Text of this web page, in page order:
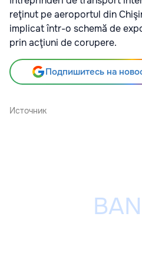
reţinut pe aeroportul din
implicat într-o schemă de
prin acţiuni de corupere.
Подпишитесь на
Источник